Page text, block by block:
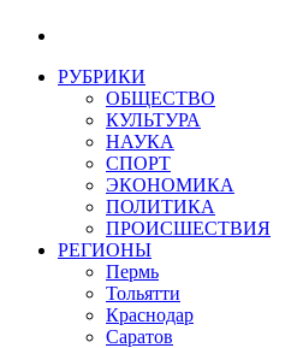
РУБРИКИ
ОБЩЕСТВО
КУЛЬТУРА
НАУКА
СПОРТ
ЭКОНОМИКА
ПОЛИТИКА
ПРОИСШЕСТВИЯ
РЕГИОНЫ
Пермь
Тольятти
Краснодар
Саратов